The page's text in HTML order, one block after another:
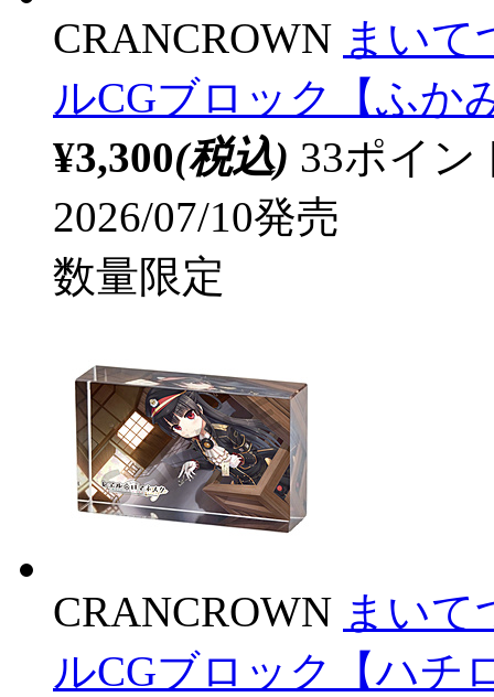
CRANCROWN まいて
ルCGブロック【ふか
¥3,300(税込) 33ポイ
2026/07/10発売
数量限定
CRANCROWN まいて
ルCGブロック【ハチ